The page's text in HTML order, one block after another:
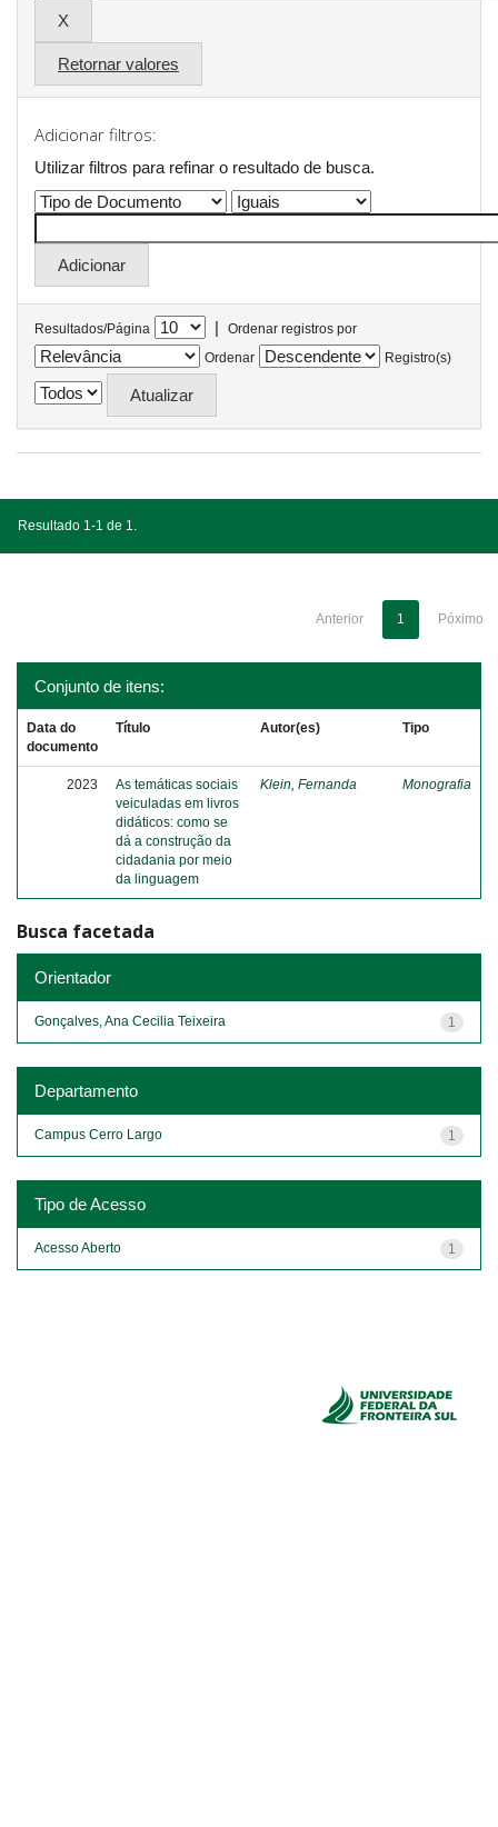
Retornar valores
Adicionar filtros:
Utilizar filtros para refinar o resultado de busca.
Resultados/Página |
Ordenar registros por
Ordenar
Registro(s)
Resultado 1-1 de 1.
Anterior 1 Póximo
Conjunto de itens:
Data do
documento
Título Autor(es) Tipo
2023
As temáticas sociais
veiculadas em livros
didáticos: como se
dá a construção da
cidadania por meio
da linguagem
Klein, Fernanda Monografia
Busca facetada
Orientador
1
Gonçalves, Ana Cecilia Teixeira
Departamento
1
Campus Cerro Largo
Tipo de Acesso
1
Acesso Aberto